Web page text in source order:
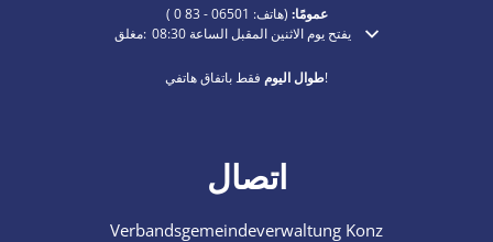
عمومًا: (هاتف:
)
انقر لإخفاء أوقات الفتح أو الإغلاق الإضافية
مغلق: يفتح يوم الاثنين المقبل الساعة 08:30
طوال اليومفقط باتفاق هاتفي!
اتصال
Verbandsgemeindeverwaltung Konz